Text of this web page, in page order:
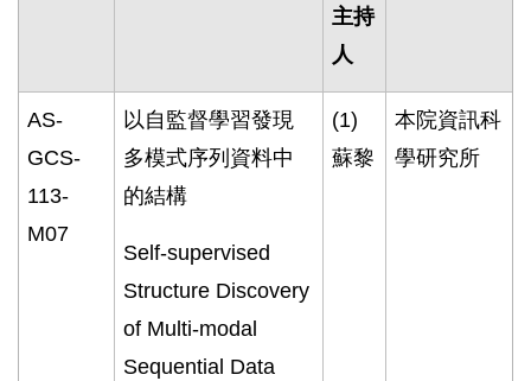
主持
人
AS-
GCS-
113-
M07
以自監督學習發現
多模式序列資料中
的結構
Self-supervised
Structure Discovery
of Multi-modal
Sequential Data
(1)
蘇黎
本院資訊科
學研究所